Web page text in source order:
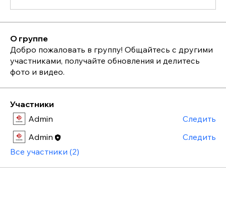
О группе
Добро пожаловать в группу! Общайтесь с другими
участниками, получайте обновления и делитесь
фото и видео.
Участники
Admin
Следить
Admin
Следить
Все участники (2)